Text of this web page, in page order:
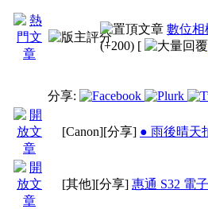
數位相
(+200) [
分享:
[Canon][分享] ● 雨後晴天
[其他][分享] 惠通 S32 電